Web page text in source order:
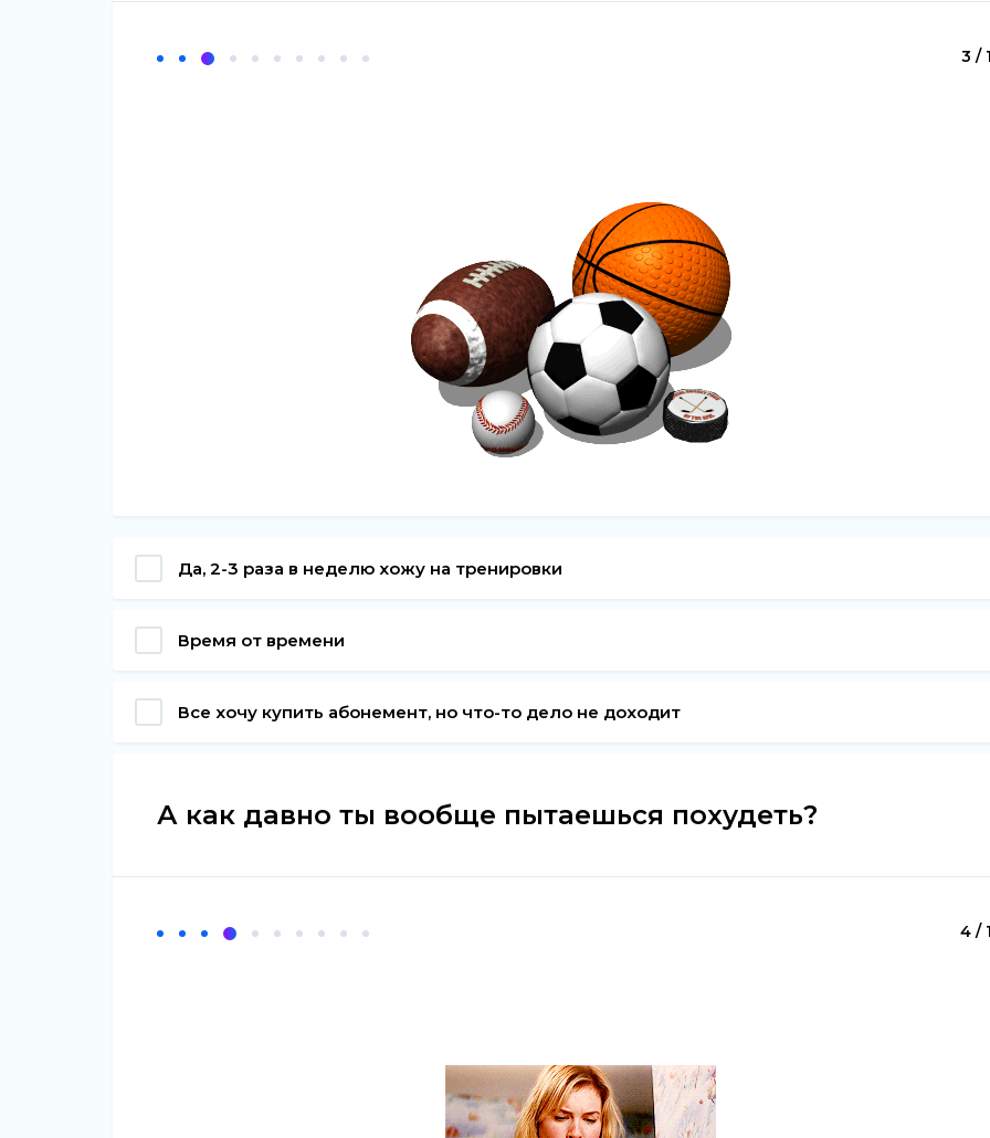
3 /
Да, 2-3 раза в неделю хожу на тренировки
Время от времени
Все хочу купить абонемент, но что-то дело не доходит
А как давно ты вообще пытаешься похудеть?
4 /